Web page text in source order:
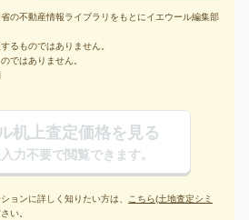
の不動産情報ライブラリをもとにイエウール編集部
るものではありません。
ではありません。
机上査定価格を見る
力不要で閲覧できます。
ョンに詳しく知りたい方は、 こちら(土地査定シミ
い。